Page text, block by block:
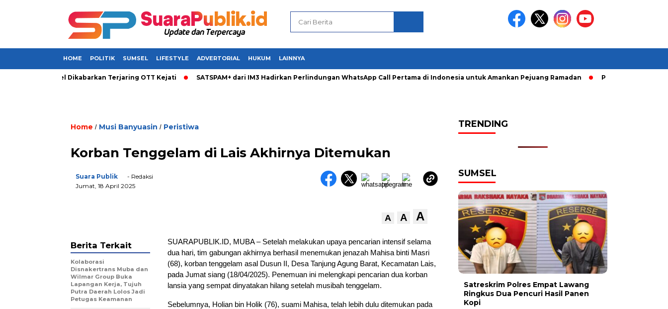
HOME POLITIK SUMSEL LIFESTYLE ADVERTORIAL HUKUM LAINNYA
di Sumsel Dikabarkan Terjaring OTT Kejati SATSPAM+ dari IM3 Hadirkan Perlindungan WhatsApp Call Pertama di Indonesia untuk Amankan Pejuang Ramadan Pelaku Curanmor
Home / Musi Banyuasin / Peristiwa
Korban Tenggelam di Lais Akhirnya Ditemukan
Suara Publik
- Redaksi
Jumat, 18 April 2025
A A A
SUARAPUBLIK.ID, MUBA – Setelah melakukan upaya pencarian intensif selama
dua hari, tim gabungan akhirnya berhasil menemukan jenazah Mahisa binti Masri
(68), korban tenggelam asal Dusun II, Desa Tanjung Agung Barat, Kecamatan Lais,
pada Jumat siang (18/04/2025). Penemuan ini melengkapi pencarian dua korban
lansia yang sempat dinyatakan hilang setelah musibah tenggelam.
Sebelumnya, Holian bin Holik (76), suami Mahisa, telah lebih dulu ditemukan pada
Berita Terkait
Kolaborasi
Disnakertrans Muba dan
Wilmar Group Buka
Lapangan Kerja, Tujuh
Putra Daerah Lolos Jadi
Petugas Keamanan
TRENDING
SUMSEL
Satreskrim Polres Empat Lawang
Ringkus Dua Pencuri Hasil Panen
Kopi